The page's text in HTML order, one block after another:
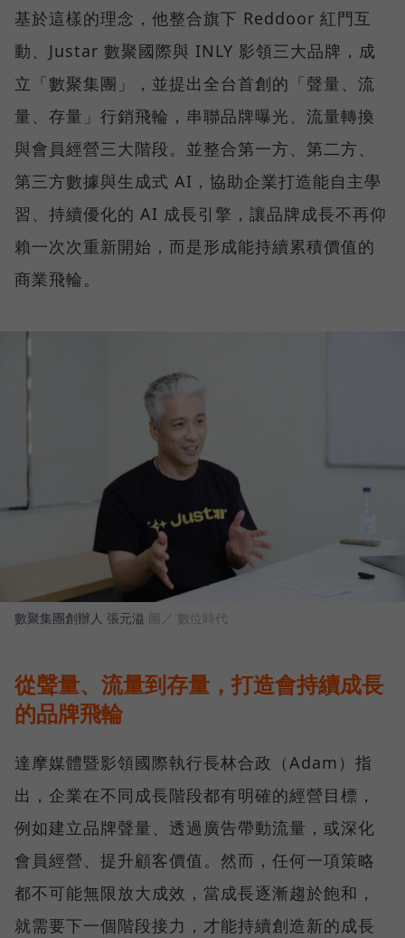
基於這樣的理念，他整合旗下 Reddoor 紅門互
動、Justar 數聚國際與 INLY 影領三大品牌，成
立「數聚集團」，並提出全台首創的「聲量、流
量、存量」行銷飛輪，串聯品牌曝光、流量轉換
與會員經營三大階段。並整合第一方、第二方、
第三方數據與生成式 AI，協助企業打造能自主學
習、持續優化的 AI 成長引擎，讓品牌成長不再仰
賴一次次重新開始，而是形成能持續累積價值的
商業飛輪。
數聚集團創辦人 張元溢 圖／ 數位時代
從聲量、流量到存量，打造會持續成長
的品牌飛輪
達摩媒體暨影領國際執行長林合政（Adam）指
出，企業在不同成長階段都有明確的經營目標，
例如建立品牌聲量、透過廣告帶動流量，或深化
會員經營、提升顧客價值。然而，任何一項策略
都不可能無限放大成效，當成長逐漸趨於飽和，
就需要下一個階段接力，才能持續創造新的成長